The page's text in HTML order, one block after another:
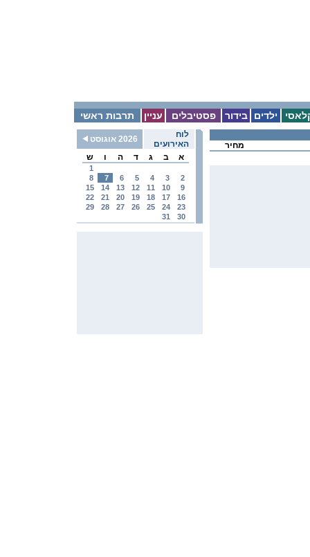
תרבות ראשי עניין פסטיבלים בידור ילדים
לוח
האירועים
2026 אוגוסט
א
ב ג ד ה ו ש
1
2
3
4
5
6
7
8
9
10
11
12
13
14
15
16
17
18
19
20
21
22
23
24
25
26
27
28
29
30
31
מחיר